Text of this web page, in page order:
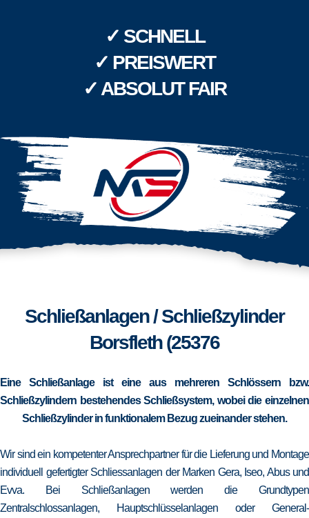
✓ SCHNELL
✓ PREISWERT
✓ ABSOLUT FAIR
Schließanlagen / Schließzylinder
Borsfleth (25376
Eine Schließanlage ist eine aus mehreren Schlössern bzw.
Schließzylindern bestehendes Schließsystem, wobei die einzelnen
Schließzylinder in funktionalem Bezug zueinander stehen.
Wir sind ein kompetenter Ansprechpartner für die Lieferung und Montage
individuell gefertigter Schliessanlagen der Marken Gera, Iseo, Abus und
Evva. Bei Schließanlagen werden die Grundtypen
Zentralschlossanlagen, Hauptschlüsselanlagen oder General-